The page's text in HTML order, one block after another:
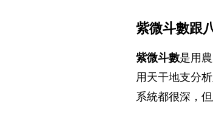
紫微斗數跟
紫微斗數是用
用天干地支分析
系統都很深，